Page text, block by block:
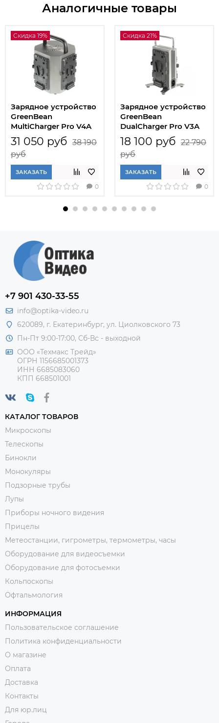
Аналогичные товары
Скидка 19%
Зарядное устройство
GreenBean
MultiCharger Pro V4A
31 050 руб 38 190
руб
ЗАКАЗАТЬ
0
Скидка 21%
Зарядное устройство
GreenBean
DualCharger Pro V3A
18 100 руб 22 790
руб
ЗАКАЗАТЬ
0
+7 901 430-33-55
info@optika-video.ru
620089, г. Екатеринбург, ул. Циолковского 73
Пн-Пт 9:00-17:00, Сб-Вс - выходной
ООО «Техмакс Трейд»
ОГРН 1156685001373
ИНН 6685083060
КПП 668501001
КАТАЛОГ ТОВАРОВ
Микроскопы
Телескопы
Бинокли
Монокуляры
Подзорные трубы
Лупы
Приборы ночного видения
Прицелы
Метеостанции, гигрометры, термометры, часы
Оборудование для видеосъемки
Оборудование для фотосъемки
Кольпоскопы
Офтальмология
ИНФОРМАЦИЯ
Пользовательское соглашение
Политика конфиденциальности
О магазине
Оплата
Доставка
Контакты
Для юр.лиц